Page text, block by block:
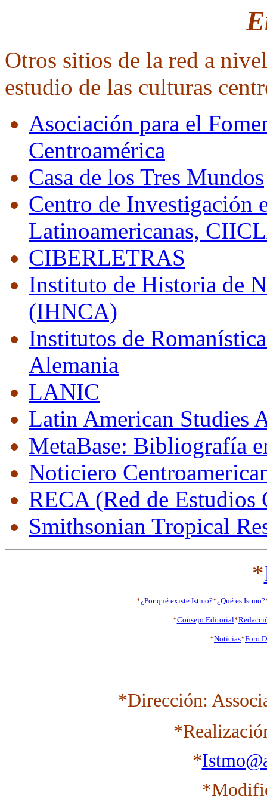
Otros sitios de la red a
estudio de las culturas
Asociación para el
Centroamérica
Casa de los Tres Mundos
Centro de Investigación
Latinoamericanas,
CIBERLETRAS
Instituto de Historia de
(IHNCA)
Institutos de
Alemania
LANIC
Latin American Studies
MetaBase: Bibliografía
Noticiero
RECA (Red de Estudios
Smithsonian Tropical
*
*¿Por qué existe Istmo?*¿Qué es Istmo?
*Consejo Editorial*
*Noticias*Foro
*Dirección:
*